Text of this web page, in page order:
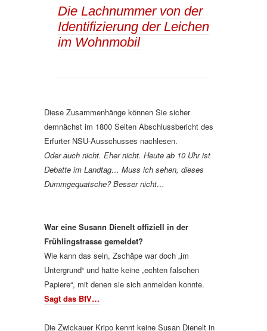
Die Lachnummer von der
Identifizierung der Leichen
im Wohnmobil
Diese Zusammenhänge können Sie sicher
demnächst im 1800 Seiten Abschlussbericht des
Erfurter NSU-Ausschusses nachlesen.
Oder auch nicht. Eher nicht. Heute ab 10 Uhr ist
Debatte im Landtag… Muss ich sehen, dieses
Dummgequatsche? Besser nicht…
War eine Susann Dienelt offiziell in der
Frühlingstrasse gemeldet?
Wie kann das sein, Zschäpe war doch „im
Untergrund“ und hatte keine „echten falschen
Papiere“, mit denen sie sich anmelden konnte.
Sagt das BfV…
Die Zwickauer Kripo kennt keine Susan Dienelt in